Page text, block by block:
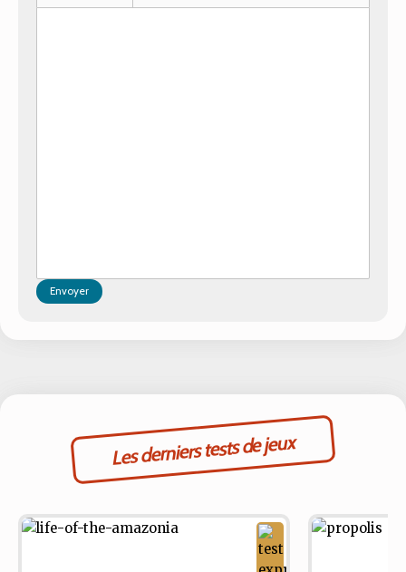
Envoyer
Les derniers tests de jeux